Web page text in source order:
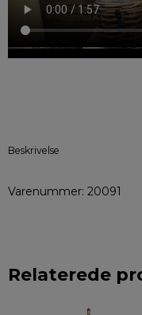
Beskrivelse
Varenummer: 20091
Relaterede